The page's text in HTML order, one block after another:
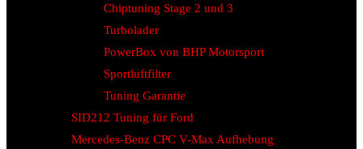
Chiptuning Stage 2 und 3
Turbolader
PowerBox von BHP Motorsport
Sportluftfilter
Tuning Garantie
SID212 Tuning für Ford
Mercedes-Benz CPC V-Max Aufhebung